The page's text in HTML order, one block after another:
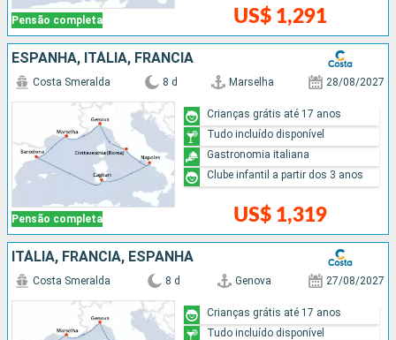
Pensão completa US$ 1,291
ESPANHA, ITÁLIA, FRANCIA
Pensão completa
Costa Smeralda 8 d Marselha 28/08/2027
US$ 1,319
Crianças grátis até 17 anos
Tudo incluído disponível
Gastronomia italiana
Clube infantil a partir dos 3 anos
ITÁLIA, FRANCIA, ESPANHA
Costa Smeralda 8 d Genova 27/08/2027
Crianças grátis até 17 anos
Tudo incluído disponível